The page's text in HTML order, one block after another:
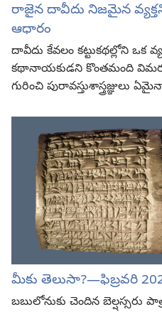
రాజైన దావీదు నిజమైన వ్యక్తని
ఆధారం
దావీదు కేవలం కట్టుకథల్లోని ఒక
కథానాయకుడని కొంతమంది
గురించి పురావస్తుశాస్త్రజ్ఞులు
మీకు తెలుసా?—ఫిబ్రవరి
బబులోనుకు చెందిన బెల్షస్సరు